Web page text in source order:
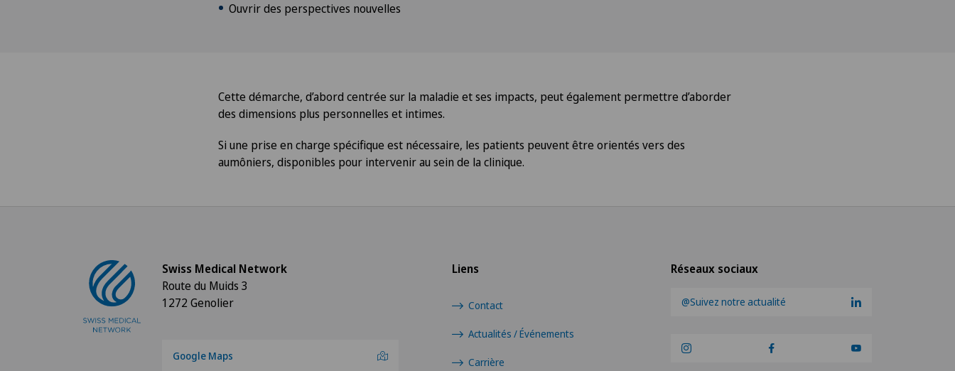
Ouvrir des perspectives nouvelles
Cette démarche, d’abord centrée sur la maladie et ses impacts, peut également permettre d’aborder
des dimensions plus personnelles et intimes.
Si une prise en charge spécifique est nécessaire, les patients peuvent être orientés vers des
aumôniers, disponibles pour intervenir au sein de la clinique.
Réseaux sociaux
@Suivez notre actualité
Liens
Contact
Actualités / Événements
Carrière
Swiss Medical Network
Route du Muids 3
1272 Genolier
Google Maps